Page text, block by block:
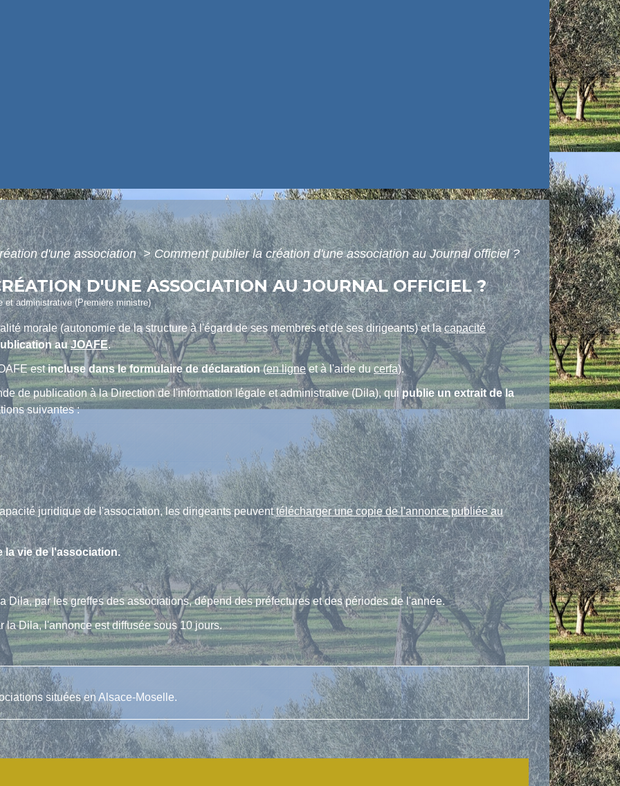
d'une association> Comment publier la création d'une association au Journal officiel ?
D'UNE ASSOCIATION AU JOURNAL OFFICIEL ?
et administrative (Première ministre)
morale (autonomie de la structure à l'égard de ses membres et de ses dirigeants) et lacapacité
auJOAFE.
estincluse dans le formulaire de déclaration(en ligneet à l'aide ducerfa).
de publication à la Direction de l'information légale et administrative (Dila), quipublie un extrait de la
suivantes :
juridique de l'association, les dirigeants peuventtélécharger une copie de l'annonce publiée au
la vie de l'association.
Dila, par les greffes des associations, dépend des préfectures et des périodes de l'année.
Dila, l'annonce est diffusée sous 10 jours.
situées en Alsace-Moselle.